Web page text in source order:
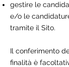
gestire le
e/o le
tramite il Sito.
Il conferimento
finalità è